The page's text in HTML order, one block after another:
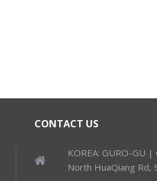
CONTACT US
KOREA: GURO-GU |
North HuaQiang Rd,